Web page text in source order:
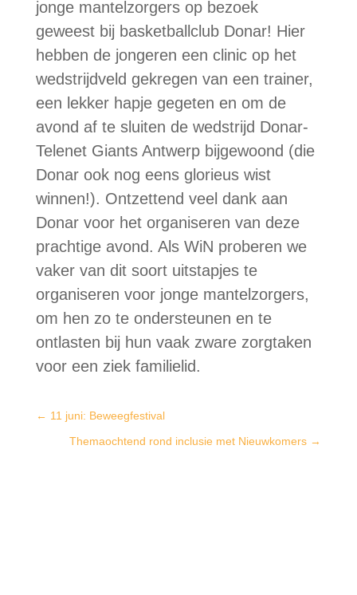
jonge mantelzorgers op bezoek
geweest bij basketballclub Donar! Hier
hebben de jongeren een clinic op het
wedstrijdveld gekregen van een trainer,
een lekker hapje gegeten en om de
avond af te sluiten de wedstrijd Donar-
Telenet Giants Antwerp bijgewoond (die
Donar ook nog eens glorieus wist
winnen!). Ontzettend veel dank aan
Donar voor het organiseren van deze
prachtige avond. Als WiN proberen we
vaker van dit soort uitstapjes te
organiseren voor jonge mantelzorgers,
om hen zo te ondersteunen en te
ontlasten bij hun vaak zware zorgtaken
voor een ziek familielid.
← 11 juni: Beweegfestival
Themaochtend rond inclusie met Nieuwkomers →